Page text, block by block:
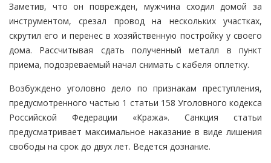
Заметив, что он поврежден, мужчина сходил домой за
инструментом, срезал провод на нескольких участках,
скрутил его и перенес в хозяйственную постройку у своего
дома. Рассчитывая сдать полученный металл в пункт
приема, подозреваемый начал снимать с кабеля оплетку.
Возбуждено уголовно дело по признакам преступления,
предусмотренного частью 1 статьи 158 Уголовного кодекса
Российской Федерации «Кража». Санкция статьи
предусматривает максимальное наказание в виде лишения
свободы на срок до двух лет. Ведется дознание.